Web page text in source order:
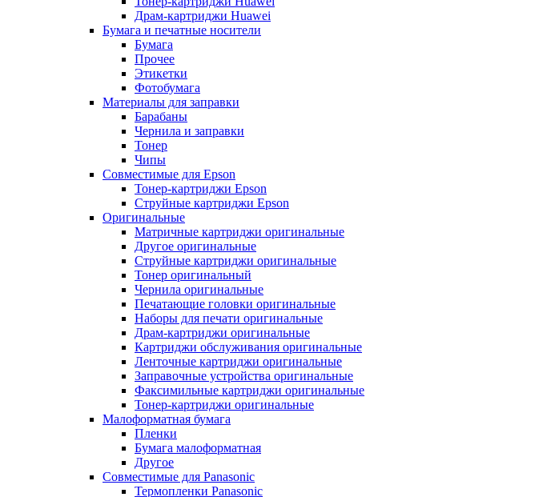
Драм-картриджи Huawei
Бумага и печатные носители
Бумага
Прочее
Этикетки
Фотобумага
Материалы для заправки
Барабаны
Чернила и заправки
Тонер
Чипы
Совместимые для Epson
Тонер-картриджи Epson
Струйные картриджи Epson
Оригинальные
Матричные картриджи оригинальные
Другое оригинальные
Струйные картриджи оригинальные
Тонер оригинальный
Чернила оригинальные
Печатающие головки оригинальные
Наборы для печати оригинальные
Драм-картриджи оригинальные
Картриджи обслуживания оригинальные
Ленточные картриджи оригинальные
Заправочные устройства оригинальные
Факсимильные картриджи оригинальные
Тонер-картриджи оригинальные
Малоформатная бумага
Пленки
Бумага малоформатная
Другое
Совместимые для Panasonic
Термопленки Panasonic